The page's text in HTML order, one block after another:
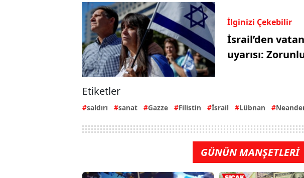
İlginizi Çekebilir
İsrail’den
uyarısı:
Etiketler
saldırı sanat Gazze Filistin İsrail Lübnan
GÜNÜN MANŞETLERİ